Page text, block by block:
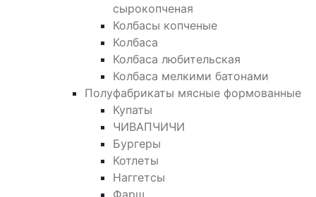
сырокопченая
Колбасы копченые
Колбаса
Колбаса любительская
Колбаса мелкими батонами
Полуфабрикаты мясные формованные
Купаты
ЧИВАПЧИЧИ
Бургеры
Котлеты
Наггетсы